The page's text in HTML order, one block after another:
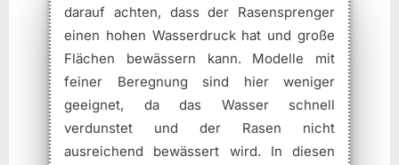
darauf achten, dass der Rasensprenger
einen hohen Wasserdruck hat und große
Flächen bewässern kann. Modelle mit
feiner Beregnung sind hier weniger
geeignet, da das Wasser schnell
verdunstet und der Rasen nicht
ausreichend bewässert wird. In diesen